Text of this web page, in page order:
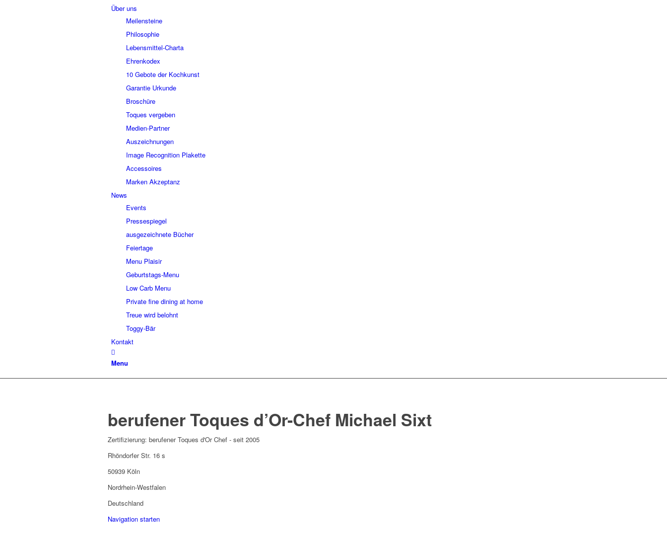
Über uns
Meilensteine
Philosophie
Lebensmittel-Charta
Ehrenkodex
10 Gebote der Kochkunst
Garantie Urkunde
Broschüre
Toques vergeben
Medien-Partner
Auszeichnungen
Image Recognition Plakette
Accessoires
Marken Akzeptanz
News
Events
Pressespiegel
ausgezeichnete Bücher
Feiertage
Menu Plaisir
Geburtstags-Menu
Low Carb Menu
Private fine dining at home
Treue wird belohnt
Toggy-Bär
Kontakt
Menu
berufener Toques d’Or-Chef Michael Sixt
Zertifizierung: berufener Toques d'Or Chef - seit 2005
Rhöndorfer Str. 16 s
50939 Köln
Nordrhein-Westfalen
Deutschland
Navigation starten